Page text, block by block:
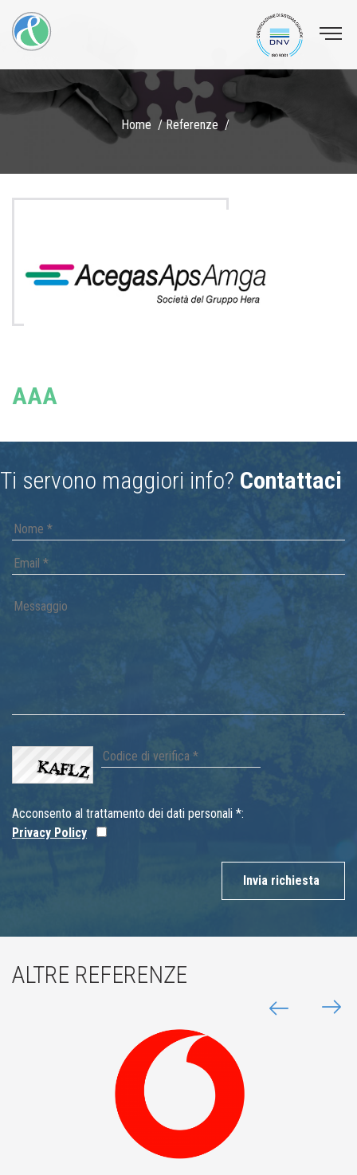
Home Referenze
AAA
Ti servono maggiori info? Contattaci
Acconsento al trattamento dei dati personali *:
Privacy Policy
Invia richiesta
ALTRE REFERENZE